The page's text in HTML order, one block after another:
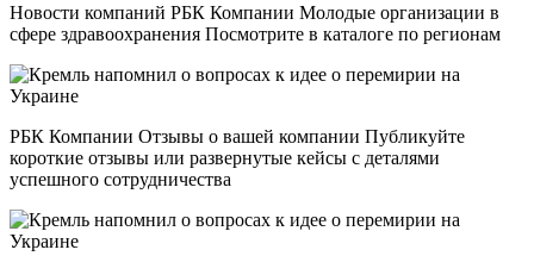
Новости компаний РБК Компании Молодые организации в
сфере здравоохранения Посмотрите в каталоге по регионам
РБК Компании Отзывы о вашей компании Публикуйте
короткие отзывы или развернутые кейсы с деталями
успешного сотрудничества